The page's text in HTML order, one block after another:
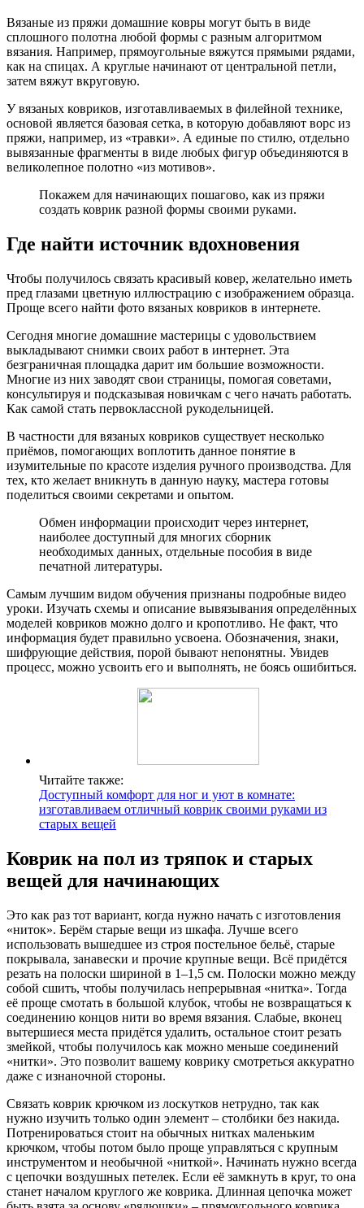
Вязаные из пряжи домашние ковры могут быть в виде
сплошного полотна любой формы с разным алгоритмом
вязания. Например, прямоугольные вяжутся прямыми рядами,
как на спицах. А круглые начинают от центральной петли,
затем вяжут вкруговую.
У вязаных ковриков, изготавливаемых в филейной технике,
основой является базовая сетка, в которую добавляют ворс из
пряжи, например, из «травки». А единые по стилю, отдельно
вывязанные фрагменты в виде любых фигур объединяются в
великолепное полотно «из мотивов».
Покажем для начинающих пошагово, как из пряжи
создать коврик разной формы своими руками.
Где найти источник вдохновения
Чтобы получилось связать красивый ковер, желательно иметь
пред глазами цветную иллюстрацию с изображением образца.
Проще всего найти фото вязаных ковриков в интернете.
Сегодня многие домашние мастерицы с удовольствием
выкладывают снимки своих работ в интернет. Эта
безграничная площадка дарит им большие возможности.
Многие из них заводят свои страницы, помогая советами,
консультируя и подсказывая новичкам с чего начать работать.
Как самой стать первоклассной рукодельницей.
В частности для вязаных ковриков существует несколько
приёмов, помогающих воплотить данное понятие в
изумительные по красоте изделия ручного производства. Для
тех, кто желает вникнуть в данную науку, мастера готовы
поделиться своими секретами и опытом.
Обмен информации происходит через интернет,
наиболее доступный для многих сборник
необходимых данных, отдельные пособия в виде
печатной литературы.
Самым лучшим видом обучения признаны подробные видео
уроки. Изучать схемы и описание вывязывания определённых
моделей ковриков можно долго и кропотливо. Не факт, что
информация будет правильно усвоена. Обозначения, знаки,
шифрующие действия, порой бывают непонятны. Увидев
процесс, можно усвоить его и выполнять, не боясь ошибиться.
Читайте также:
Доступный комфорт для ног и уют в комнате:
изготавливаем отличный коврик своими руками из
старых вещей
Коврик на пол из тряпок и старых
вещей для начинающих
Это как раз тот вариант, когда нужно начать с изготовления
«ниток». Берём старые вещи из шкафа. Лучше всего
использовать вышедшее из строя постельное бельё, старые
покрывала, занавески и прочие крупные вещи. Всё придётся
резать на полоски шириной в 1–1,5 см. Полоски можно между
собой сшить, чтобы получилась непрерывная «нитка». Тогда
её проще смотать в большой клубок, чтобы не возвращаться к
соединению концов нити во время вязания. Слабые, вконец
вытершиеся места придётся удалить, остальное стоит резать
змейкой, чтобы получилось как можно меньше соединений
«нитки». Это позволит вашему коврику смотреться аккуратно
даже с изнаночной стороны.
Связать коврик крючком из лоскутков нетрудно, так как
нужно изучить только один элемент – столбики без накида.
Потренироваться стоит на обычных нитках маленьким
крючком, чтобы потом было проще управляться с крупным
инструментом и необычной «ниткой». Начинать нужно всегда
с цепочки воздушных петелек. Если её замкнуть в круг, то она
станет началом круглого же коврика. Длинная цепочка может